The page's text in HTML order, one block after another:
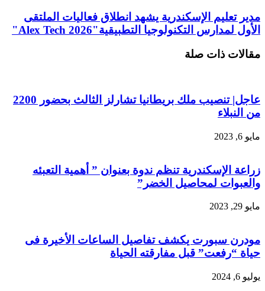
مدير تعليم الإسكندرية يشهد انطلاق فعاليات الملتقى
الأول لمدارس التكنولوجيا التطبيقية"Alex Tech 2026"
مقالات ذات صلة
عاجل| تنصيب ملك بريطانيا تشارلز الثالث بحضور 2200
من النبلاء
مايو 6, 2023
زراعة الإسكندرية تنظم ندوة بعنوان ” أهمية التعبئه
والعبوات لمحاصيل الخضر”
مايو 29, 2023
مودرن سبورت يكشف تفاصيل الساعات الأخيرة فى
حياة “رفعت” قبل مفارقته الحياة
يوليو 6, 2024